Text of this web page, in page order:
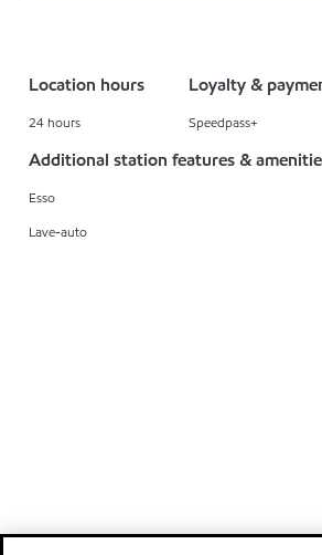
Location hours
24 hours
Loyalty &
Speedpass+
Additional station features &
Esso
Lave-auto